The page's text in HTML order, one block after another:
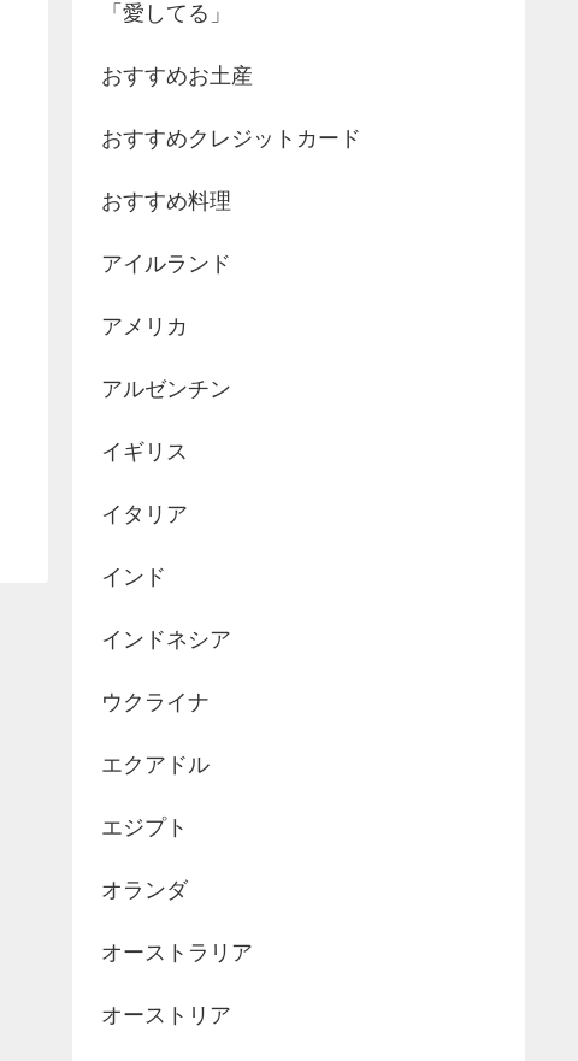
「愛してる」
おすすめお土産
おすすめクレジットカード
おすすめ料理
アイルランド
アメリカ
アルゼンチン
イギリス
イタリア
インド
インドネシア
ウクライナ
エクアドル
エジプト
オランダ
オーストラリア
オーストリア